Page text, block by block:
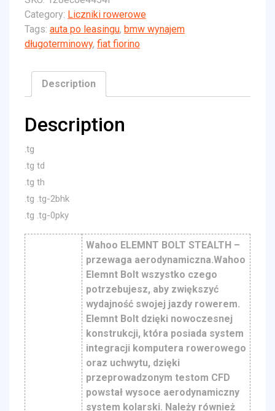
Category: Liczniki rowerowe
Tags: auta po leasingu, bmw wynajem
długoterminowy, fiat fiorino
Description
Description
.tg
.tg td
.tg th
.tg .tg-2bhk
.tg .tg-0pky
Wahoo ELEMNT BOLT STEALTH –
przewaga aerodynamiczna.Wahoo
Elemnt Bolt wszystko czego
potrzebujesz, aby zwiększyć
wydajność swojej jazdy rowerem.
Elemnt Bolt dzięki nowoczesnej
konstrukcji, która posiada system
integracji komputera rowerowego
oraz uchwytu, dzięki
przeprowadzonym testom CFD
powstał wysoce aerodynamiczny
system kolarski. Należy również